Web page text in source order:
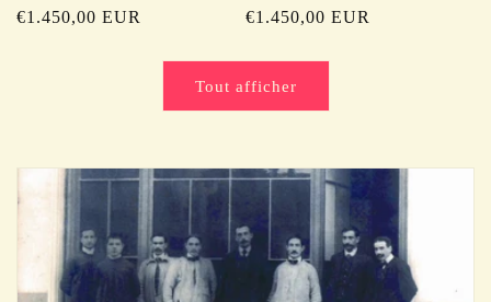
Prix
€1.450,00 EUR
Prix
€1.450,00 EUR
Tout afficher